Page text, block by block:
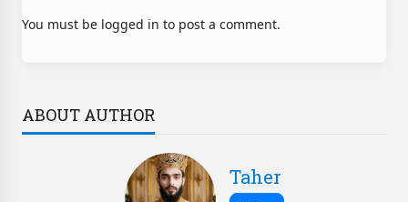
You must be logged in to post a comment.
ABOUT AUTHOR
Taher